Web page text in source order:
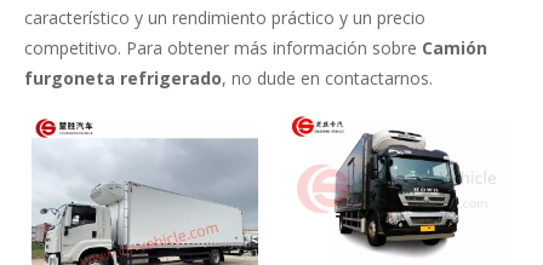
característico y un rendimiento práctico y un precio
competitivo. Para obtener más información sobre Camión
furgoneta refrigerado, no dude en contactarnos.